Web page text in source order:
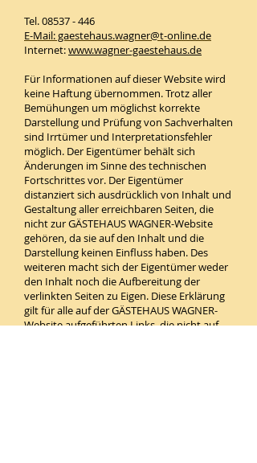
Tel.08537 - 446
E-Mail: gaestehaus.wagner@t-online.de
Internet:www.wagner-gaestehaus.de
Für Informationen auf dieser Website wird
keine Haftung übernommen. Trotz aller
Bemühungen um möglichst korrekte
Darstellung und Prüfung von Sachverhalten
sind Irrtümer und Interpretationsfehler
möglich. Der Eigentümer behält sich
Änderungen im Sinne des technischen
Fortschrittes vor. Der Eigentümer
distanziert sich ausdrücklich von Inhalt und
Gestaltung aller erreichbaren Seiten, die
nicht zur GÄSTEHAUS WAGNER-Website
gehören, da sie auf den Inhalt und die
Darstellung keinen Einfluss haben. Des
weiteren macht sich der Eigentümer weder
den Inhalt noch die Aufbereitung der
verlinkten Seiten zu Eigen. Diese Erklärung
gilt für alle auf der GÄSTEHAUS WAGNER-
Website aufgeführten Links, die nicht auf